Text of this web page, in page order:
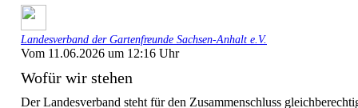
Landesverband der Gartenfreunde Sachsen-Anhalt e.V.
Vom 11.06.2026 um 12:16 Uhr
Wofür wir stehen
Der Landesverband steht für den Zusammenschluss